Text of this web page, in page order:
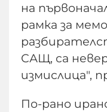
на
рамка за
САЩ, са
измислица",
По-рано